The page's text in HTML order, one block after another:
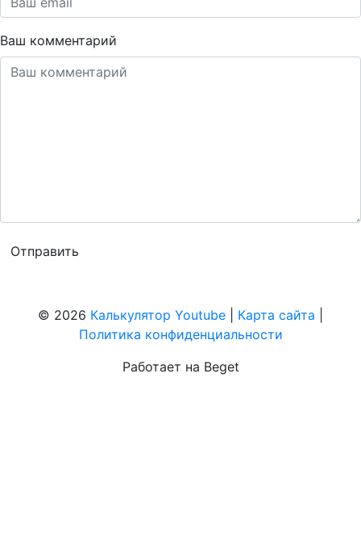
Ваш комментарий
© 2026 Калькулятор Youtube Карта сайта
Политика конфиденциальности
Работает на Beget